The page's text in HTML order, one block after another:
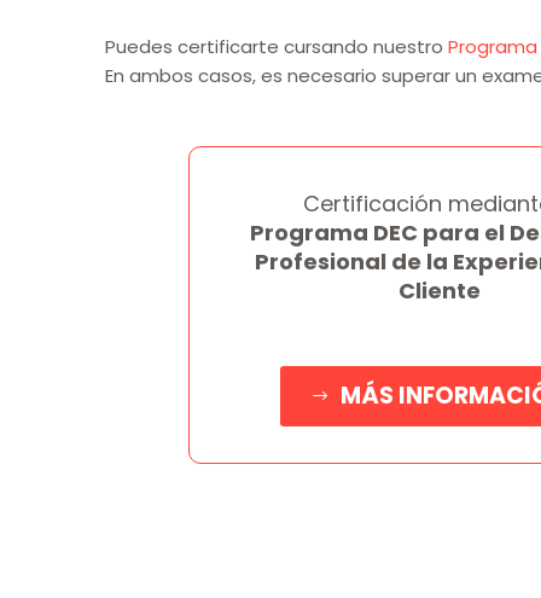
Puedes certificarte cursando nuestro Programa
En ambos casos, es necesario superar un
Certificación
Programa DEC para el
Profesional de la
Cliente
$ MÁS